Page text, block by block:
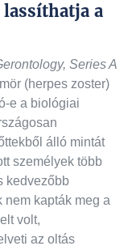
a
Series A
(herpes zoster)
e a biológiai
álló mintát
személyek több
kedvezőbb
nem kapták meg a
volt,
az oltás